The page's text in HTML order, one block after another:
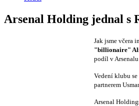
Arsenal Holding jednal s
Jak jsme včera
"billionaire"
podíl v Arsenalu
Vedení klubu
partnerem
Arsenal